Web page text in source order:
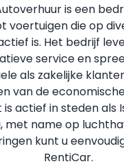
is een
voertuigen die op
is. Het bedrijf
service en
als zakelijke
van de
is actief in steden als
met name op
kunt u
RentiCar.